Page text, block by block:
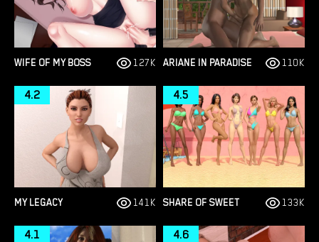
WIFE OF MY BOSS 127K ARIANE IN PARADISE 110K
MY LEGACY
4.2
141K SHARE OF SWEET
4.5
133K
4.1 4.6